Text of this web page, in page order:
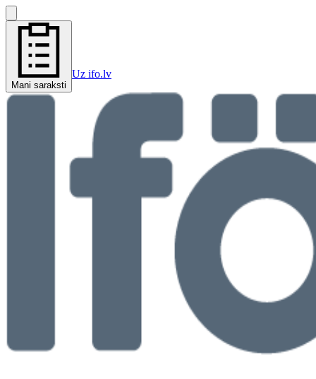
Mani saraksti
Uz ifo.lv